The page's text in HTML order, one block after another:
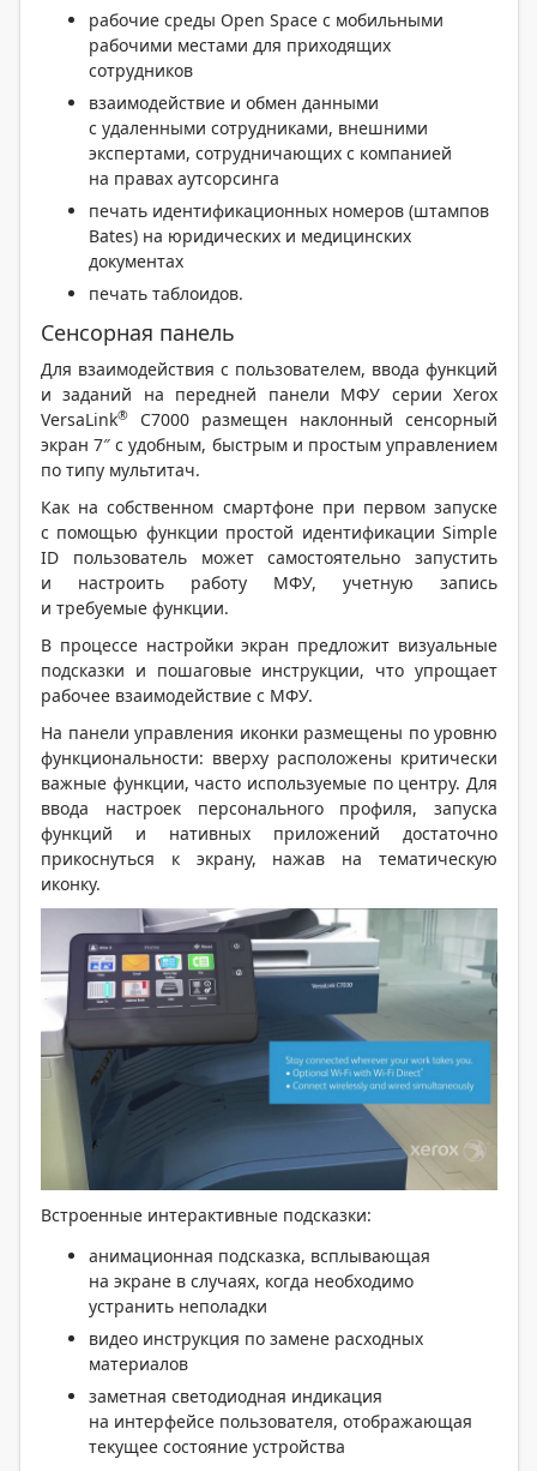
рабочие среды Open Space с мобильными
рабочими местами для приходящих
сотрудников
взаимодействие и обмен данными
с удаленными сотрудниками, внешними
экспертами, сотрудничающих с компанией
на правах аутсорсинга
печать идентификационных номеров (штампов
Bates) на юридических и медицинских
документах
печать таблоидов.
Сенсорная панель
Для взаимодействия с пользователем, ввода функций
и заданий на передней панели МФУ серии Xerox
VersaLink®
C7000 размещен наклонный сенсорный
экран 7″ с удобным, быстрым и простым управлением
по типу мультитач.
Как на собственном смартфоне при первом запуске
с помощью функции простой идентификации Simple
ID пользователь может самостоятельно запустить
и настроить работу МФУ, учетную запись
и требуемые функции.
В процессе настройки экран предложит визуальные
подсказки и пошаговые инструкции, что упрощает
рабочее взаимодействие с МФУ.
На панели управления иконки размещены по уровню
функциональности: вверху расположены критически
важные функции, часто используемые по центру. Для
ввода настроек персонального профиля, запуска
функций и нативных приложений достаточно
прикоснуться к экрану, нажав на тематическую
иконку.
Встроенные интерактивные подсказки:
анимационная подсказка, всплывающая
на экране в случаях, когда необходимо
устранить неполадки
видео инструкция по замене расходных
материалов
заметная светодиодная индикация
на интерфейсе пользователя, отображающая
текущее состояние устройства